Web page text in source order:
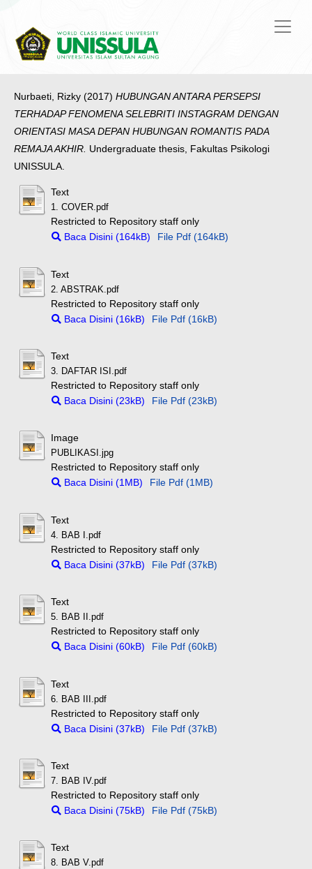
Nurbaeti, Rizky (2017) HUBUNGAN ANTARA PERSEPSI
TERHADAP FENOMENA SELEBRITI INSTAGRAM DENGAN
ORIENTASI MASA DEPAN HUBUNGAN ROMANTIS PADA
REMAJA AKHIR. Undergraduate thesis, Fakultas Psikologi
UNISSULA.
Text
1. COVER.pdf
Restricted to Repository staff only
Baca Disini (164kB)
File Pdf (164kB)
Text
2. ABSTRAK.pdf
Restricted to Repository staff only
Baca Disini (16kB)
File Pdf (16kB)
Text
3. DAFTAR ISI.pdf
Restricted to Repository staff only
Baca Disini (23kB)
File Pdf (23kB)
Image
PUBLIKASI.jpg
Restricted to Repository staff only
Baca Disini (1MB)
File Pdf (1MB)
Text
4. BAB I.pdf
Restricted to Repository staff only
Baca Disini (37kB)
File Pdf (37kB)
Text
5. BAB II.pdf
Restricted to Repository staff only
Baca Disini (60kB)
File Pdf (60kB)
Text
6. BAB III.pdf
Restricted to Repository staff only
Baca Disini (37kB)
File Pdf (37kB)
Text
7. BAB IV.pdf
Restricted to Repository staff only
Baca Disini (75kB)
File Pdf (75kB)
Text
8. BAB V.pdf